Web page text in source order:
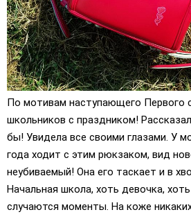
По мотивам наступающего Первого
школьников с праздником!
бы! Увидела все своими глазами. У
года ходит с этим рюкзаком, вид
неубиваемый! Она его таскает и в
Начальная школа, хоть девочка,
случаются моменты. На коже